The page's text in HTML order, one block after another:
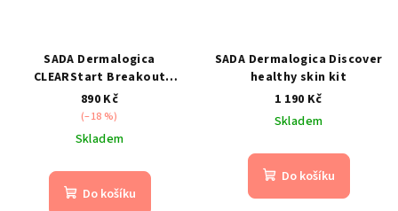
SADA Dermalogica
CLEARStart Breakout
Clearing Kit
890 Kč
(–18 %)
Skladem
Do košíku
SADA Dermalogica Discover
healthy skin kit
1 190 Kč
Skladem
Do košíku